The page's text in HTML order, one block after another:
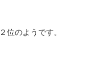
位のようです。